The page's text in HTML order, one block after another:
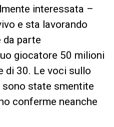
interessata –
e sta lavorando
da parte
giocatore 50 milioni
di 30. Le voci sullo
sono state smentite
conferme neanche